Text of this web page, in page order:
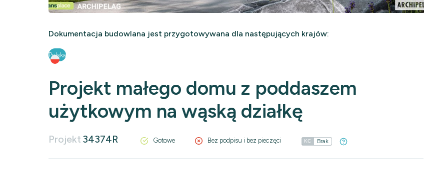
Dokumentacja budowlana jest przygotowywana dla następujących krajów:
Polska
Projekt małego domu z poddaszem
użytkowym na wąską działkę
Projekt 34374R Gotowe Bez podpisu i bez pieczęci KC Brak